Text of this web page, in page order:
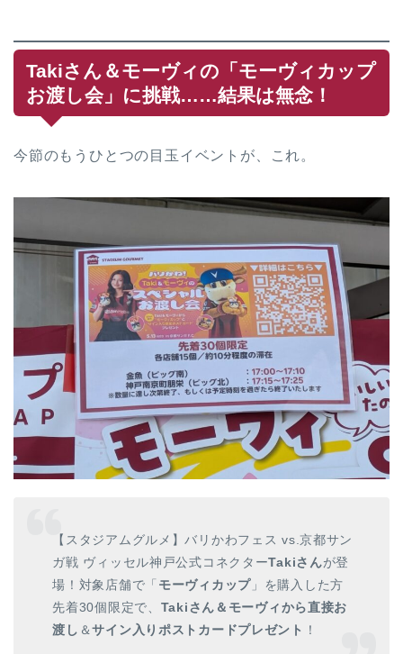
Takiさん＆モーヴィの「モーヴィカップ
お渡し会」に挑戦……結果は無念！
今節のもうひとつの目玉イベントが、これ。
【スタジアムグルメ】バリかわフェス vs.京都サン
ガ戦 ヴィッセル神戸公式コネクターTakiさんが登
場！対象店舗で「 モーヴィカップ 」を購入した方
先着30個限定で、 Takiさん＆モーヴィから直接お
渡し ＆サイン入りポストカードプレゼント ！